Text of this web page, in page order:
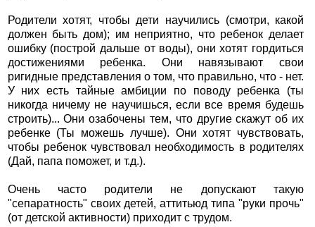
Родители хотят, чтобы дети научились (смотри, какой
должен быть дом); им неприятно, что ребенок делает
ошибку (построй дальше от воды), они хотят гордиться
достижениями ребенка. Они навязывают свои
ригидные представления о том, что правильно, что - нет.
У них есть тайные амбиции по поводу ребенка (ты
никогда ничему не научишься, если все время будешь
строить)... Они озабочены тем, что другие скажут об их
ребенке (Ты можешь лучше). Они хотят чувствовать,
чтобы ребенок чувствовал необходимость в родителях
(Дай, папа поможет, и т.д.).
Очень часто родители не допускают такую
"сепаратность" своих детей, аттитьюд типа "руки прочь"
(от детской активности) приходит с трудом.